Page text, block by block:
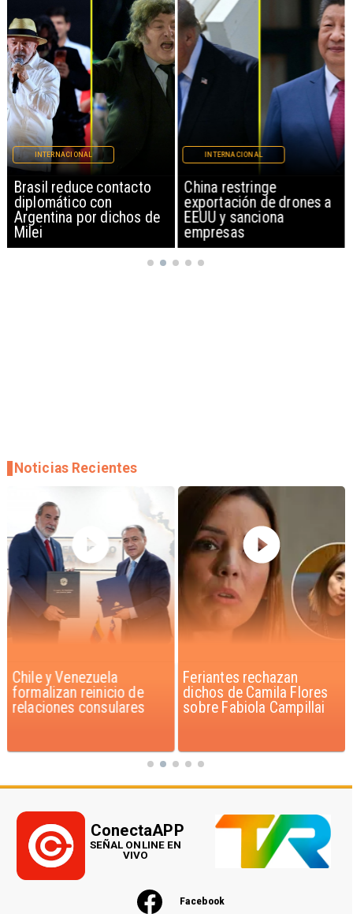
Brasil reduce contacto
diplomático con
Argentina por dichos de
Milei
INTERNACIONAL
China restringe
exportación de drones a
EEUU y sanciona
empresas
INTERNACIONAL
Chile y Venezuela
formalizan reinicio de
relaciones consulares
Feriantes rechazan
dichos de Camila Flores
sobre Fabiola Campillai
Noticias Recientes
Facebook
ConectaAPP
SEÑAL ONLINE EN
VIVO